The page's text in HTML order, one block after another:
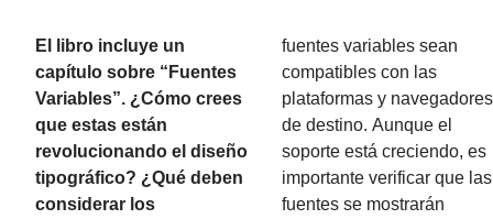
El libro incluye un
capítulo sobre “Fuentes
Variables”. ¿Cómo crees
que estas están
revolucionando el diseño
tipográfico? ¿Qué deben
considerar los
fuentes variables sean
compatibles con las
plataformas y navegadores
de destino. Aunque el
soporte está creciendo, es
importante verificar que las
fuentes se mostrarán